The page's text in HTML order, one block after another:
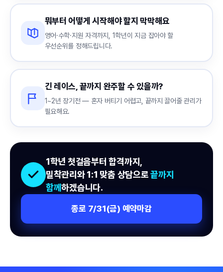
뭐부터 어떻게 시작해야 할지 막막해요
영어·수학·지원 자격까지, 1학년이 지금 잡아야 할
우선순위를 정해드립니다.
긴 레이스, 끝까지 완주할 수 있을까?
1~2년 장기전 — 혼자 버티기 어렵고, 끝까지 끌어줄 관리가
필요해요.
1학년 첫걸음부터 합격까지,
밀착관리와 1:1 맞춤 상담으로끝까지
함께하겠습니다.
종로 7/31(금) 예약마감